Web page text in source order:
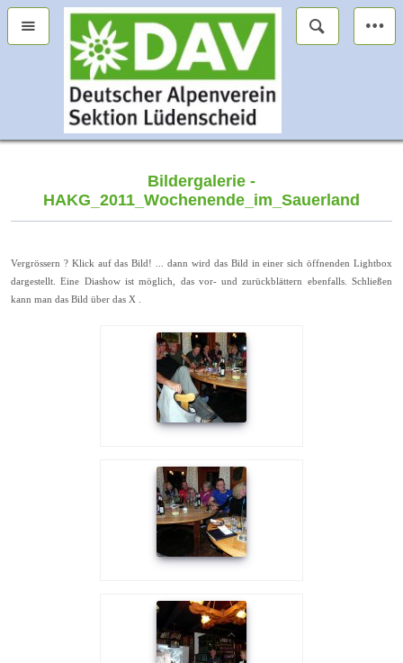
Bildergalerie -
HAKG_2011_Wochenende_im_Sauerland
Vergrössern ? Klick auf das Bild! ... dann wird das Bild in einer sich öffnenden Lightbox
dargestellt. Eine Diashow ist möglich, das vor- und zurückblättern ebenfalls. Schließen
kann man das Bild über das X .